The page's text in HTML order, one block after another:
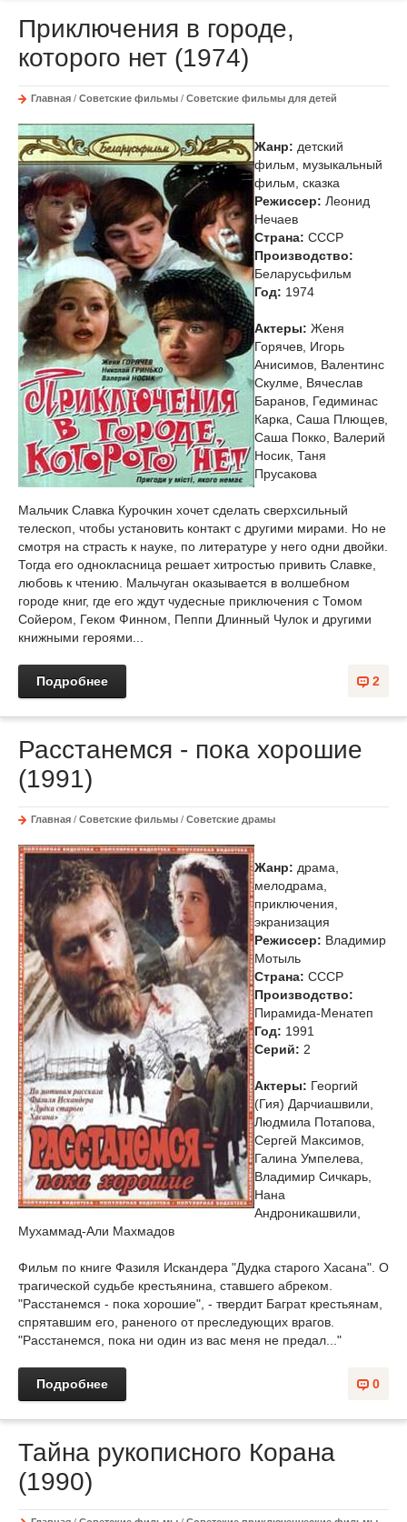
Приключения в городе,
которого нет (1974)
Главная / Советские фильмы / Советские фильмы для детей
Жанр: детский
фильм, музыкальный
фильм, сказка
Режиссер: Леонид
Нечаев
Страна: СССР
Производство:
Беларусьфильм
Год: 1974
Актеры: Женя
Горячев, Игорь
Анисимов, Валентинс
Скулме, Вячеслав
Баранов, Гедиминас
Карка, Саша Плющев,
Саша Покко, Валерий
Носик, Таня
Прусакова
Мальчик Славка Курочкин хочет сделать сверхсильный
телескоп, чтобы установить контакт с другими мирами. Но не
смотря на страсть к науке, по литературе у него одни двойки.
Тогда его однокласница решает хитростью привить Славке,
любовь к чтению. Мальчуган оказывается в волшебном
городе книг, где его ждут чудесные приключения с Томом
Сойером, Геком Финном, Пеппи Длинный Чулок и другими
книжными героями...
2
Подробнее
Расстанемся - пока хорошие
(1991)
Главная / Советские фильмы / Советские драмы
Жанр: драма,
мелодрама,
приключения,
экранизация
Режиссер: Владимир
Мотыль
Страна: СССР
Производство:
Пирамида-Менатеп
Год: 1991
Cерий: 2
Актеры: Георгий
(Гия) Дарчиашвили,
Людмила Потапова,
Сергей Максимов,
Галина Умпелева,
Владимир Сичкарь,
Нана
Андроникашвили,
Мухаммад-Али Махмадов
Фильм по книге Фазиля Искандера "Дудка старого Хасана". О
трагической судьбе крестьянина, ставшего абреком.
"Расстанемся - пока хорошие", - твердит Баграт крестьянам,
спрятавшим его, раненого от преследующих врагов.
"Расстанемся, пока ни один из вас меня не предал..."
0
Подробнее
Тайна рукописного Корана
(1990)